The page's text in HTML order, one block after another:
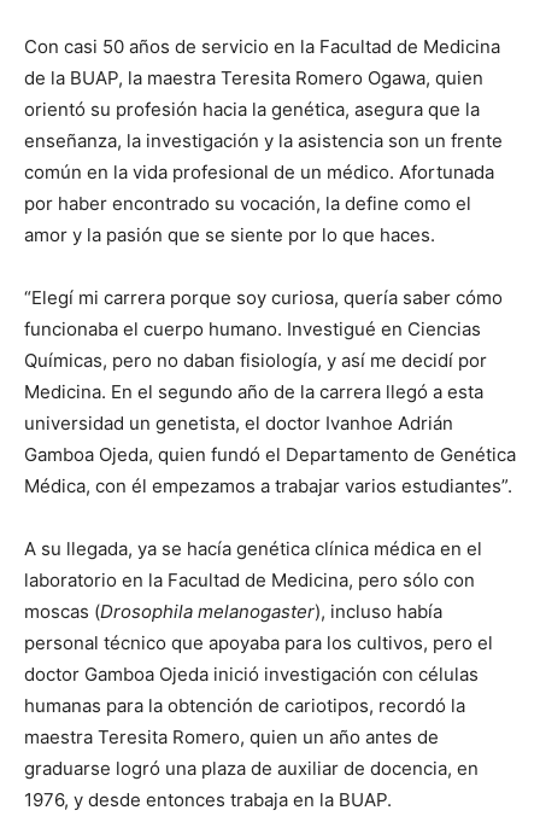
Con casi 50 años de servicio en la Facultad de Medicina
de la BUAP, la maestra Teresita Romero Ogawa, quien
orientó su profesión hacia la genética, asegura que la
enseñanza, la investigación y la asistencia son un frente
común en la vida profesional de un médico. Afortunada
por haber encontrado su vocación, la define como el
amor y la pasión que se siente por lo que haces.
“Elegí mi carrera porque soy curiosa, quería saber cómo
funcionaba el cuerpo humano. Investigué en Ciencias
Químicas, pero no daban fisiología, y así me decidí por
Medicina. En el segundo año de la carrera llegó a esta
universidad un genetista, el doctor Ivanhoe Adrián
Gamboa Ojeda, quien fundó el Departamento de Genética
Médica, con él empezamos a trabajar varios estudiantes”.
A su llegada, ya se hacía genética clínica médica en el
laboratorio en la Facultad de Medicina, pero sólo con
moscas (Drosophila melanogaster), incluso había
personal técnico que apoyaba para los cultivos, pero el
doctor Gamboa Ojeda inició investigación con células
humanas para la obtención de cariotipos, recordó la
maestra Teresita Romero, quien un año antes de
graduarse logró una plaza de auxiliar de docencia, en
1976, y desde entonces trabaja en la BUAP.